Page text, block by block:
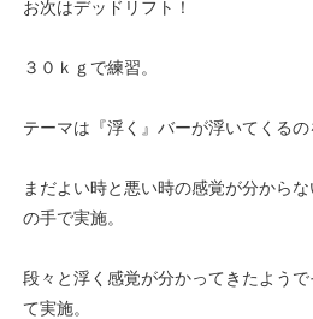
お次はデッドリフト！
３０ｋｇで練習。
テーマは『浮く』バーが浮いてくるの
まだよい時と悪い時の感覚が分から
の手で実施。
段々と浮く感覚が分かってきたよう
て実施。